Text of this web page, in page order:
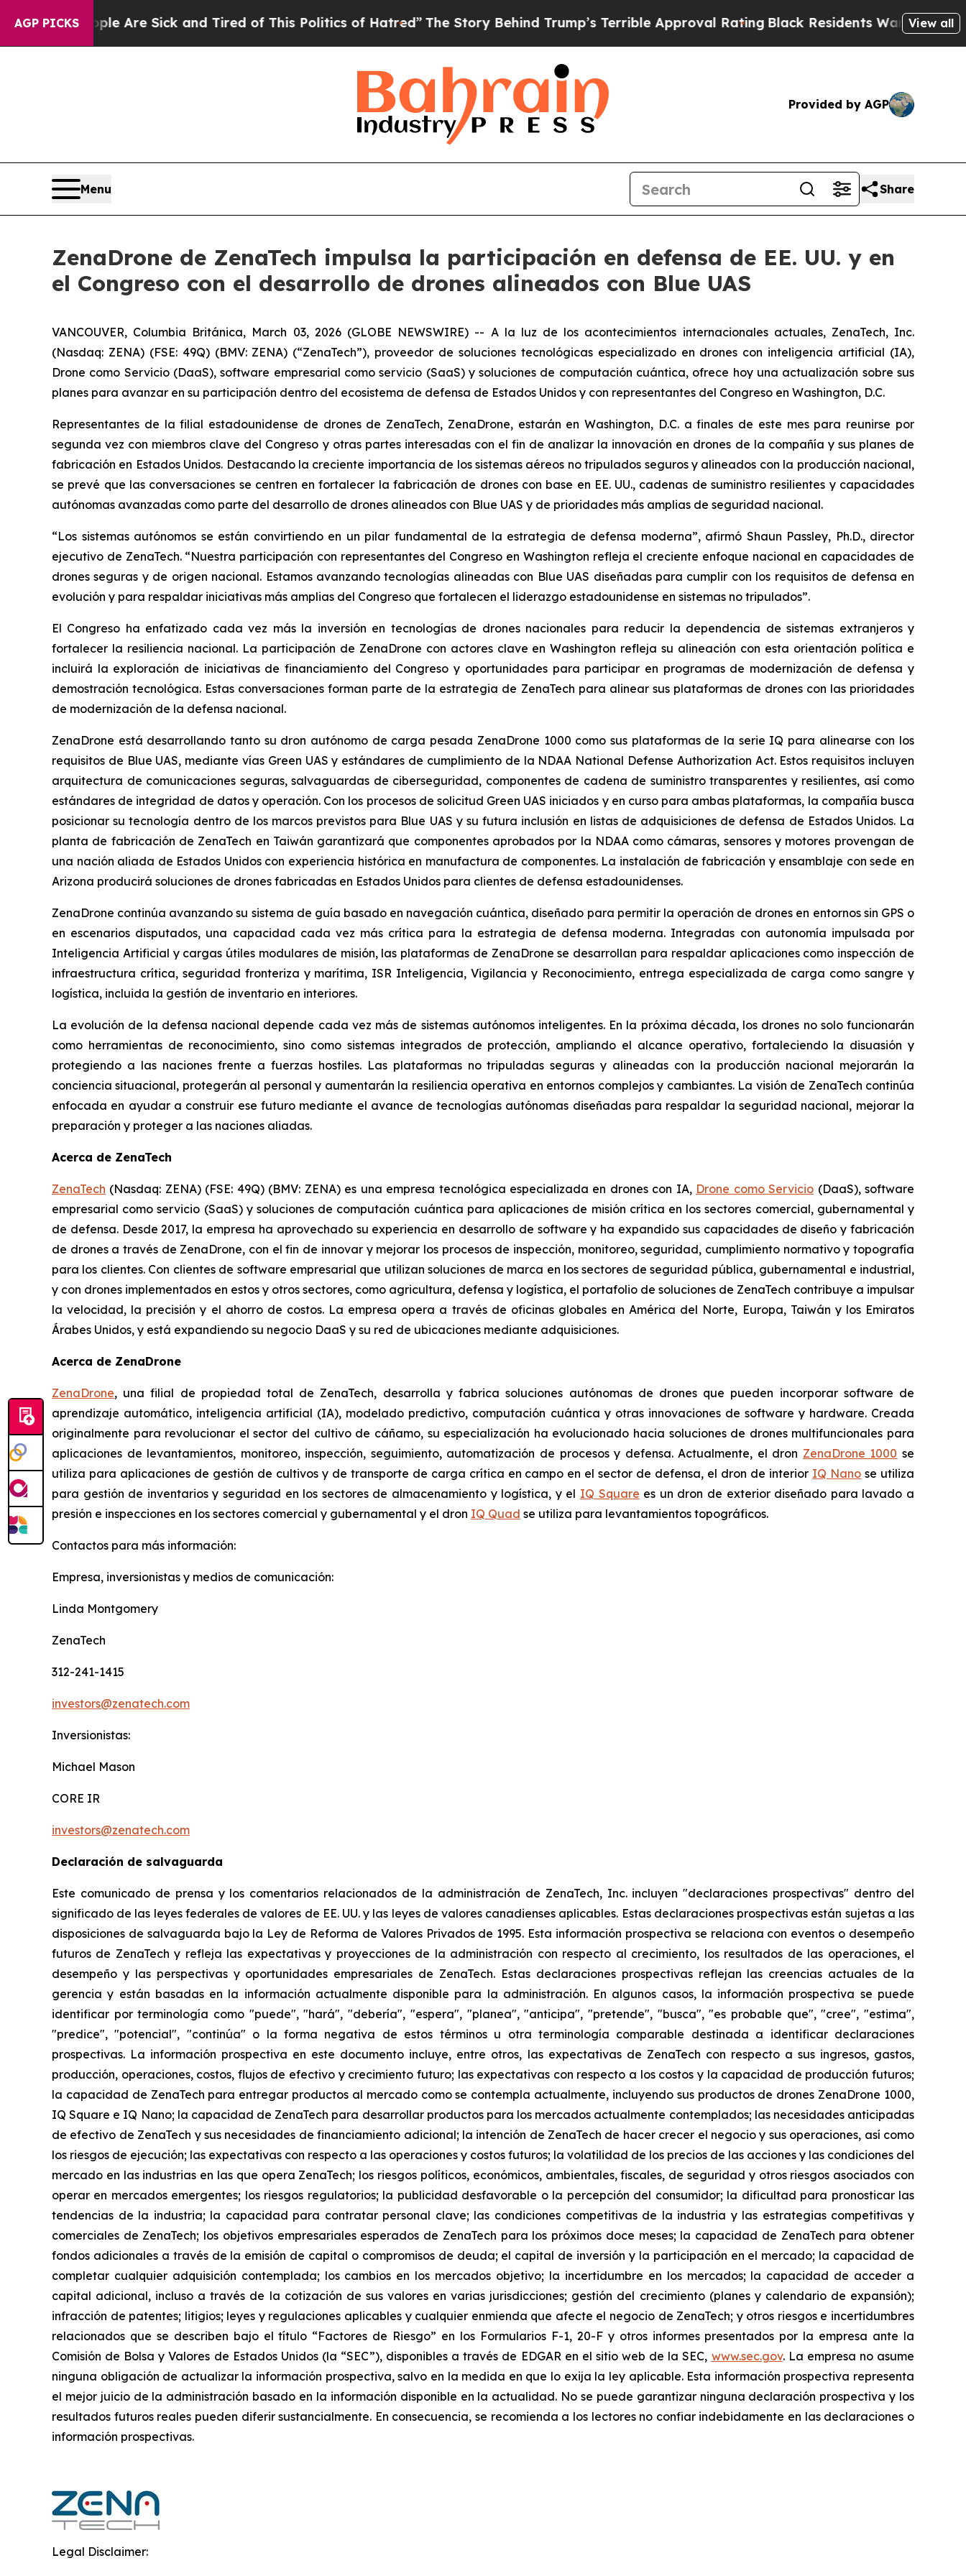
AGP PICKS
Are Sick and Tired of This Politics of Hatred”The Story Behind Trump’s Terrible Approval RatingBlack Residents Warned of AbusiveView all
Provided by AGP
Menu Share
ZenaDrone de ZenaTech impulsa la participación en defensa de EE. UU. y en
el Congreso con el desarrollo de drones alineados con Blue UAS
VANCOUVER, Columbia Británica, March 03, 2026 (GLOBE NEWSWIRE) -- A la luz de los acontecimientos internacionales actuales, ZenaTech, Inc.
(Nasdaq: ZENA) (FSE: 49Q) (BMV: ZENA) (“ZenaTech”), proveedor de soluciones tecnológicas especializado en drones con inteligencia artificial (IA),
Drone como Servicio (DaaS), software empresarial como servicio (SaaS) y soluciones de computación cuántica, ofrece hoy una actualización sobre sus
planes para avanzar en su participación dentro del ecosistema de defensa de Estados Unidos y con representantes del Congreso en Washington, D.C.
Representantes de la filial estadounidense de drones de ZenaTech, ZenaDrone, estarán en Washington, D.C. a finales de este mes para reunirse por
segunda vez con miembros clave del Congreso y otras partes interesadas con el fin de analizar la innovación en drones de la compañía y sus planes de
fabricación en Estados Unidos. Destacando la creciente importancia de los sistemas aéreos no tripulados seguros y alineados con la producción nacional,
se prevé que las conversaciones se centren en fortalecer la fabricación de drones con base en EE. UU., cadenas de suministro resilientes y capacidades
autónomas avanzadas como parte del desarrollo de drones alineados con Blue UAS y de prioridades más amplias de seguridad nacional.
“Los sistemas autónomos se están convirtiendo en un pilar fundamental de la estrategia de defensa moderna”, afirmó Shaun Passley, Ph.D., director
ejecutivo de ZenaTech. “Nuestra participación con representantes del Congreso en Washington refleja el creciente enfoque nacional en capacidades de
drones seguras y de origen nacional. Estamos avanzando tecnologías alineadas con Blue UAS diseñadas para cumplir con los requisitos de defensa en
evolución y para respaldar iniciativas más amplias del Congreso que fortalecen el liderazgo estadounidense en sistemas no tripulados”.
El Congreso ha enfatizado cada vez más la inversión en tecnologías de drones nacionales para reducir la dependencia de sistemas extranjeros y
fortalecer la resiliencia nacional. La participación de ZenaDrone con actores clave en Washington refleja su alineación con esta orientación política e
incluirá la exploración de iniciativas de financiamiento del Congreso y oportunidades para participar en programas de modernización de defensa y
demostración tecnológica. Estas conversaciones forman parte de la estrategia de ZenaTech para alinear sus plataformas de drones con las prioridades
de modernización de la defensa nacional.
ZenaDrone está desarrollando tanto su dron autónomo de carga pesada ZenaDrone 1000 como sus plataformas de la serie IQ para alinearse con los
requisitos de Blue UAS, mediante vías Green UAS y estándares de cumplimiento de la NDAA National Defense Authorization Act. Estos requisitos incluyen
arquitectura de comunicaciones seguras, salvaguardas de ciberseguridad, componentes de cadena de suministro transparentes y resilientes, así como
estándares de integridad de datos y operación. Con los procesos de solicitud Green UAS iniciados y en curso para ambas plataformas, la compañía busca
posicionar su tecnología dentro de los marcos previstos para Blue UAS y su futura inclusión en listas de adquisiciones de defensa de Estados Unidos. La
planta de fabricación de ZenaTech en Taiwán garantizará que componentes aprobados por la NDAA como cámaras, sensores y motores provengan de
una nación aliada de Estados Unidos con experiencia histórica en manufactura de componentes. La instalación de fabricación y ensamblaje con sede en
Arizona producirá soluciones de drones fabricadas en Estados Unidos para clientes de defensa estadounidenses.
ZenaDrone continúa avanzando su sistema de guía basado en navegación cuántica, diseñado para permitir la operación de drones en entornos sin GPS o
en escenarios disputados, una capacidad cada vez más crítica para la estrategia de defensa moderna. Integradas con autonomía impulsada por
Inteligencia Artificial y cargas útiles modulares de misión, las plataformas de ZenaDrone se desarrollan para respaldar aplicaciones como inspección de
infraestructura crítica, seguridad fronteriza y marítima, ISR Inteligencia, Vigilancia y Reconocimiento, entrega especializada de carga como sangre y
logística, incluida la gestión de inventario en interiores.
La evolución de la defensa nacional depende cada vez más de sistemas autónomos inteligentes. En la próxima década, los drones no solo funcionarán
como herramientas de reconocimiento, sino como sistemas integrados de protección, ampliando el alcance operativo, fortaleciendo la disuasión y
protegiendo a las naciones frente a fuerzas hostiles. Las plataformas no tripuladas seguras y alineadas con la producción nacional mejorarán la
conciencia situacional, protegerán al personal y aumentarán la resiliencia operativa en entornos complejos y cambiantes. La visión de ZenaTech continúa
enfocada en ayudar a construir ese futuro mediante el avance de tecnologías autónomas diseñadas para respaldar la seguridad nacional, mejorar la
preparación y proteger a las naciones aliadas.
Acerca de ZenaTech
ZenaTech (Nasdaq: ZENA) (FSE: 49Q) (BMV: ZENA) es una empresa tecnológica especializada en drones con IA, Drone como Servicio (DaaS), software
empresarial como servicio (SaaS) y soluciones de computación cuántica para aplicaciones de misión crítica en los sectores comercial, gubernamental y
de defensa. Desde 2017, la empresa ha aprovechado su experiencia en desarrollo de software y ha expandido sus capacidades de diseño y fabricación
de drones a través de ZenaDrone, con el fin de innovar y mejorar los procesos de inspección, monitoreo, seguridad, cumplimiento normativo y topografía
para los clientes. Con clientes de software empresarial que utilizan soluciones de marca en los sectores de seguridad pública, gubernamental e industrial,
y con drones implementados en estos y otros sectores, como agricultura, defensa y logística, el portafolio de soluciones de ZenaTech contribuye a impulsar
la velocidad, la precisión y el ahorro de costos. La empresa opera a través de oficinas globales en América del Norte, Europa, Taiwán y los Emiratos
Árabes Unidos, y está expandiendo su negocio DaaS y su red de ubicaciones mediante adquisiciones.
Acerca de ZenaDrone
ZenaDrone, una filial de propiedad total de ZenaTech, desarrolla y fabrica soluciones autónomas de drones que pueden incorporar software de
aprendizaje automático, inteligencia artificial (IA), modelado predictivo, computación cuántica y otras innovaciones de software y hardware. Creada
originalmente para revolucionar el sector del cultivo de cáñamo, su especialización ha evolucionado hacia soluciones de drones multifuncionales para
aplicaciones de levantamientos, monitoreo, inspección, seguimiento, automatización de procesos y defensa. Actualmente, el dron ZenaDrone 1000 se
utiliza para aplicaciones de gestión de cultivos y de transporte de carga crítica en campo en el sector de defensa, el dron de interior IQ Nano se utiliza
para gestión de inventarios y seguridad en los sectores de almacenamiento y logística, y el IQ Square es un dron de exterior diseñado para lavado a
presión e inspecciones en los sectores comercial y gubernamental y el dron IQ Quad se utiliza para levantamientos topográficos.
Contactos para más información:
Empresa, inversionistas y medios de comunicación:
Linda Montgomery
ZenaTech
312-241-1415
investors@zenatech.com
Inversionistas:
Michael Mason
CORE IR
investors@zenatech.com
Declaración de salvaguarda
Este comunicado de prensa y los comentarios relacionados de la administración de ZenaTech, Inc. incluyen "declaraciones prospectivas" dentro del
significado de las leyes federales de valores de EE. UU. y las leyes de valores canadienses aplicables. Estas declaraciones prospectivas están sujetas a las
disposiciones de salvaguarda bajo la Ley de Reforma de Valores Privados de 1995. Esta información prospectiva se relaciona con eventos o desempeño
futuros de ZenaTech y refleja las expectativas y proyecciones de la administración con respecto al crecimiento, los resultados de las operaciones, el
desempeño y las perspectivas y oportunidades empresariales de ZenaTech. Estas declaraciones prospectivas reflejan las creencias actuales de la
gerencia y están basadas en la información actualmente disponible para la administración. En algunos casos, la información prospectiva se puede
identificar por terminología como "puede", "hará", "debería", "espera", "planea", "anticipa", "pretende", "busca", "es probable que", "cree", "estima",
"predice", "potencial", "continúa" o la forma negativa de estos términos u otra terminología comparable destinada a identificar declaraciones
prospectivas. La información prospectiva en este documento incluye, entre otros, las expectativas de ZenaTech con respecto a sus ingresos, gastos,
producción, operaciones, costos, flujos de efectivo y crecimiento futuro; las expectativas con respecto a los costos y la capacidad de producción futuros;
la capacidad de ZenaTech para entregar productos al mercado como se contempla actualmente, incluyendo sus productos de drones ZenaDrone 1000,
IQ Square e IQ Nano; la capacidad de ZenaTech para desarrollar productos para los mercados actualmente contemplados; las necesidades anticipadas
de efectivo de ZenaTech y sus necesidades de financiamiento adicional; la intención de ZenaTech de hacer crecer el negocio y sus operaciones, así como
los riesgos de ejecución; las expectativas con respecto a las operaciones y costos futuros; la volatilidad de los precios de las acciones y las condiciones del
mercado en las industrias en las que opera ZenaTech; los riesgos políticos, económicos, ambientales, fiscales, de seguridad y otros riesgos asociados con
operar en mercados emergentes; los riesgos regulatorios; la publicidad desfavorable o la percepción del consumidor; la dificultad para pronosticar las
tendencias de la industria; la capacidad para contratar personal clave; las condiciones competitivas de la industria y las estrategias competitivas y
comerciales de ZenaTech; los objetivos empresariales esperados de ZenaTech para los próximos doce meses; la capacidad de ZenaTech para obtener
fondos adicionales a través de la emisión de capital o compromisos de deuda; el capital de inversión y la participación en el mercado; la capacidad de
completar cualquier adquisición contemplada; los cambios en los mercados objetivo; la incertidumbre en los mercados; la capacidad de acceder a
capital adicional, incluso a través de la cotización de sus valores en varias jurisdicciones; gestión del crecimiento (planes y calendario de expansión);
infracción de patentes; litigios; leyes y regulaciones aplicables y cualquier enmienda que afecte el negocio de ZenaTech; y otros riesgos e incertidumbres
relacionados que se describen bajo el título “Factores de Riesgo” en los Formularios F-1, 20-F y otros informes presentados por la empresa ante la
Comisión de Bolsa y Valores de Estados Unidos (la “SEC”), disponibles a través de EDGAR en el sitio web de la SEC, www.sec.gov. La empresa no asume
ninguna obligación de actualizar la información prospectiva, salvo en la medida en que lo exija la ley aplicable. Esta información prospectiva representa
el mejor juicio de la administración basado en la información disponible en la actualidad. No se puede garantizar ninguna declaración prospectiva y los
resultados futuros reales pueden diferir sustancialmente. ‎‎‎En consecuencia, se recomienda a los lectores‎ no confiar indebidamente en las declaraciones o
información prospectivas.‎
Legal Disclaimer: